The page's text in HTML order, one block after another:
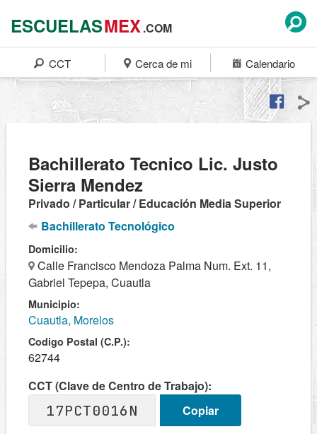
ESCUELASMEX.COM
CCT Cerca de mi Calendario
Bachillerato Tecnico Lic. Justo
Sierra Mendez
Privado / Particular / Educación Media Superior
Bachillerato Tecnológico
Domicilio:
Calle Francisco Mendoza Palma Num. Ext. 11,
Gabriel Tepepa, Cuautla
Municipio:
Cuautla, Morelos
Codigo Postal (C.P.):
62744
CCT (Clave de Centro de Trabajo):
17PCT0016N
Copiar